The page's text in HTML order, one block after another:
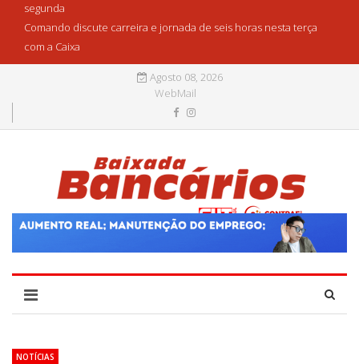
segunda
Comando discute carreira e jornada de seis horas nesta terça
com a Caixa
Agosto 08, 2026
WebMail
NOTÍCIAS